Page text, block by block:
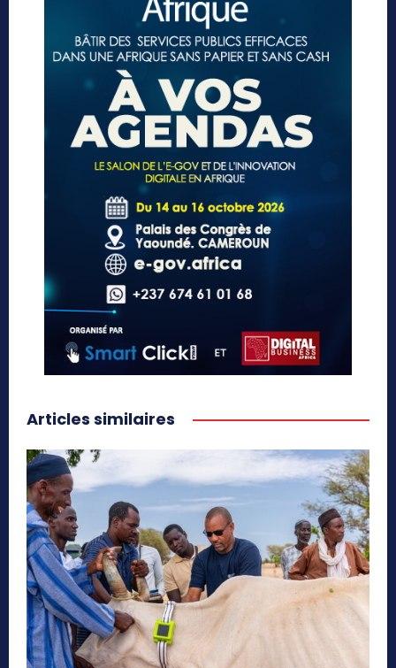
Articles similaires